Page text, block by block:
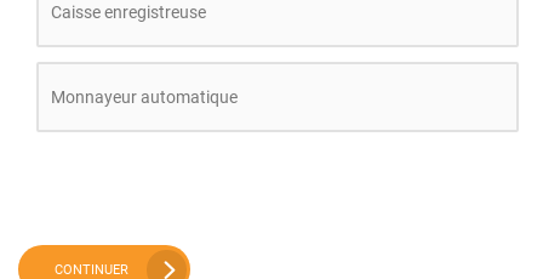
Caisse enregistreuse
Monnayeur automatique
CONTINUER